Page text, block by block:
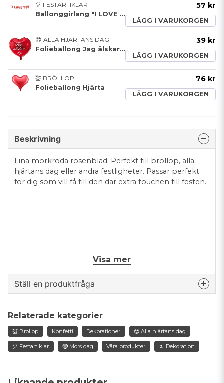
🎈 FESTARTIKLAR
Ballonggirlang "I LOVE YOU" - Röd
57 kr
LÄGG I VARUKORGEN
😍 ALLA HJÄRTANS DAG
Folieballong Jag älskar dig
39 kr
LÄGG I VARUKORGEN
💒 BRÖLLOP
Folieballong Hjärta
76 kr
LÄGG I VARUKORGEN
Beskrivning
Fina mörkröda rosenblad. Perfekt till bröllop, alla
hjärtans dag eller andra festligheter. Passar perfekt
för dig som vill få till den där extra touchen till festen.
Visa mer
Ställ en produktfråga
Fråga oss något om denna produkten...
Relaterade kategorier
💒 Bröllop Konfetti Dekorationer 😍 Alla hjärtans dag
🎈 Festartiklar 🤶 Mors dag Våra produkter 🌷 Dekoration